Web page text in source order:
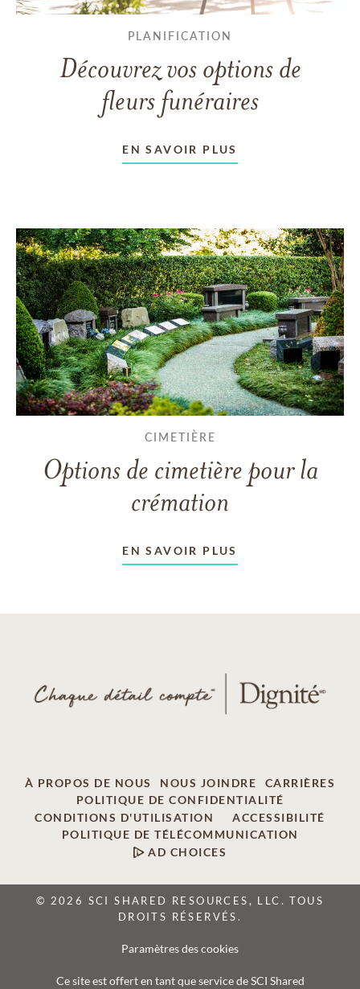
PLANIFICATION
Découvrez vos options de
fleurs funéraires
EN SAVOIR PLUS
CIMETIÈRE
Options de cimetière pour la
crémation
EN SAVOIR PLUS
À PROPOS DE NOUS NOUS JOINDRE
CARRIÈRES
POLITIQUE DE CONFIDENTIALITÉ
CONDITIONS D'UTILISATION
ACCESSIBILITÉ
POLITIQUE DE TÉLÉCOMMUNICATION
AD CHOICES
© 2026 SCI SHARED RESOURCES, LLC. TOUS
DROITS RÉSERVÉS.
Paramètres des cookies
Ce site est offert en tant que service de SCI Shared